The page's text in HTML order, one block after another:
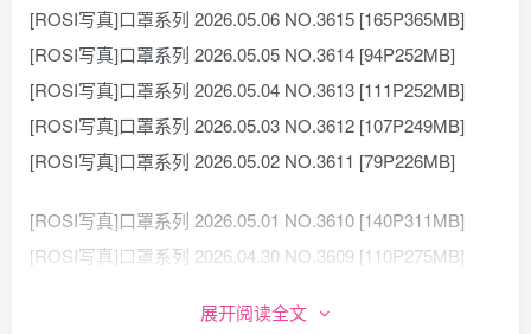
[ROSI写真]口罩系列 2026.05.06 NO.3615 [165P365MB]
[ROSI写真]口罩系列 2026.05.05 NO.3614 [94P252MB]
[ROSI写真]口罩系列 2026.05.04 NO.3613 [111P252MB]
[ROSI写真]口罩系列 2026.05.03 NO.3612 [107P249MB]
[ROSI写真]口罩系列 2026.05.02 NO.3611 [79P226MB]
[ROSI写真]口罩系列 2026.05.01 NO.3610 [140P311MB]
[ROSI写真]口罩系列 2026.04.30 NO.3609 [110P275MB]
[ROSI写真]口罩系列 2026.04.28 NO.3607 [74P165MB]
展开阅读全文